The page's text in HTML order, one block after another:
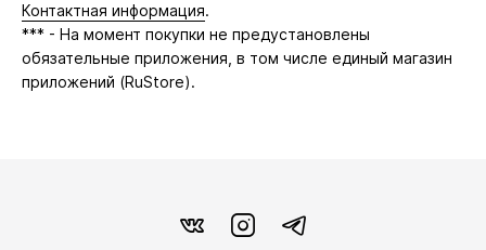
Контактная информация.
*** - На момент покупки не предустановлены
обязательные приложения, в том числе единый магазин
приложений (RuStore).